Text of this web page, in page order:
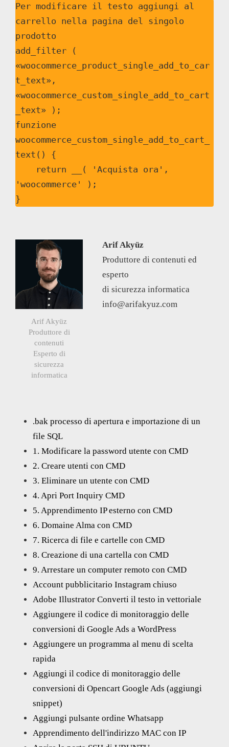
Per modificare il testo aggiungi al
carrello nella pagina del singolo
prodotto
add_filter (
«woocommerce_product_single_add_to_car
t_text»,
«woocommerce_custom_single_add_to_cart
_text» );
funzione
woocommerce_custom_single_add_to_cart_
text() {
'woocommerce' );
}
Arif Akyüz
Produttore di
contenuti
Esperto di
sicurezza
informatica
Arif Akyüz
Produttore di contenuti ed
esperto
di sicurezza informatica
info@arifakyuz.com
.bak processo di apertura e importazione di un
file SQL
1. Modificare la password utente con CMD
2. Creare utenti con CMD
3. Eliminare un utente con CMD
4. Apri Port Inquiry CMD
5. Apprendimento IP esterno con CMD
6. Domaine Alma con CMD
7. Ricerca di file e cartelle con CMD
8. Creazione di una cartella con CMD
9. Arrestare un computer remoto con CMD
Account pubblicitario Instagram chiuso
Adobe Illustrator Converti il testo in vettoriale
Aggiungere il codice di monitoraggio delle
conversioni di Google Ads a WordPress
Aggiungere un programma al menu di scelta
rapida
Aggiungi il codice di monitoraggio delle
conversioni di Opencart Google Ads (aggiungi
snippet)
Aggiungi pulsante ordine Whatsapp
Apprendimento dell'indirizzo MAC con IP